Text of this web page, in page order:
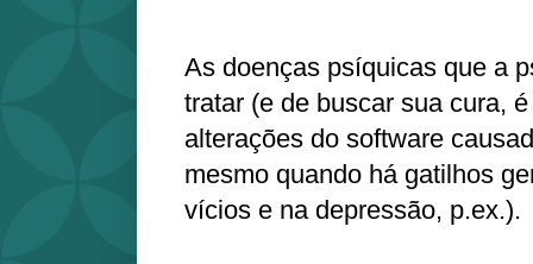
As doenças psíquicas que a
tratar (e de buscar sua cura,
alterações do software
mesmo quando há gatilhos
vícios e na depressão, p.ex.).